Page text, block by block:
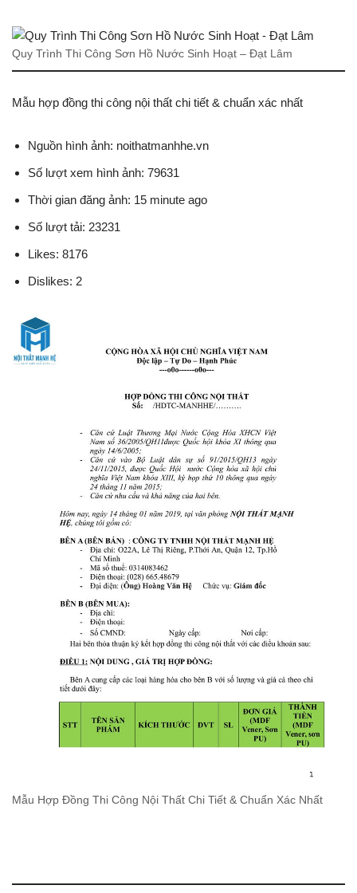
Quy Trình Thi Công Sơn Hồ Nước Sinh Hoạt – Đạt Lâm
Mẫu hợp đồng thi công nội thất chi tiết & chuẩn xác nhất
Nguồn hình ảnh: noithatmanhhe.vn
Số lượt xem hình ảnh: 79631
Thời gian đăng ảnh: 15 minute ago
Số lượt tải: 23231
Likes: 8176
Dislikes: 2
Mẫu Hợp Đồng Thi Công Nội Thất Chi Tiết & Chuẩn Xác Nhất